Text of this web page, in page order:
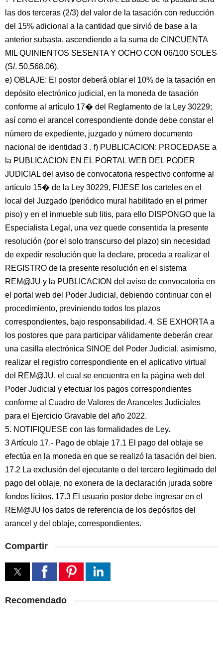
las dos terceras (2/3) del valor de la tasación con reducción
del 15% adicional a la cantidad que sirvió de base a la
anterior subasta, ascendiendo a la suma de CINCUENTA
MIL QUINIENTOS SESENTA Y OCHO CON 06/100 SOLES
(S/. 50,568.06).
e) OBLAJE: El postor deberá oblar el 10% de la tasación en
depósito electrónico judicial, en la moneda de tasación
conforme al artículo 17� del Reglamento de la Ley 30229;
así como el arancel correspondiente donde debe constar el
número de expediente, juzgado y número documento
nacional de identidad 3 . f) PUBLICACION: PROCEDASE a
la PUBLICACION EN EL PORTAL WEB DEL PODER
JUDICIAL del aviso de convocatoria respectivo conforme al
artículo 15� de la Ley 30229, FIJESE los carteles en el
local del Juzgado (periódico mural habilitado en el primer
piso) y en el inmueble sub litis, para ello DISPONGO que la
Especialista Legal, una vez quede consentida la presente
resolución (por el solo transcurso del plazo) sin necesidad
de expedir resolución que la declare, proceda a realizar el
REGISTRO de la presente resolución en el sistema
REM@JU y la PUBLICACION del aviso de convocatoria en
el portal web del Poder Judicial, debiendo continuar con el
procedimiento, previniendo todos los plazos
correspondientes, bajo responsabilidad. 4. SE EXHORTA a
los postores que para participar válidamente deberán crear
una casilla electrónica SINOE del Poder Judicial, asimismo,
realizar el registro correspondiente en el aplicativo virtual
del REM@JU, el cual se encuentra en la página web del
Poder Judicial y efectuar los pagos correspondientes
conforme al Cuadro de Valores de Aranceles Judiciales
para el Ejercicio Gravable del año 2022.
5. NOTIFIQUESE con las formalidades de Ley.
3 Artículo 17.- Pago de oblaje 17.1 El pago del oblaje se
efectúa en la moneda en que se realizó la tasación del bien.
17.2 La exclusión del ejecutante o del tercero legitimado del
pago del oblaje, no exonera de la declaración jurada sobre
fondos lícitos. 17.3 El usuario postor debe ingresar en el
REM@JU los datos de referencia de los depósitos del
arancel y del oblaje, correspondientes.
Compartir
Recomendado